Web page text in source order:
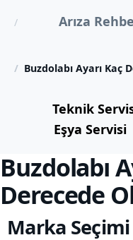
Arıza
Buzdolabı Ayarı Kaç
Teknik
Eşya Servisi
Buzdolabı
Derecede
Marka Seçimi